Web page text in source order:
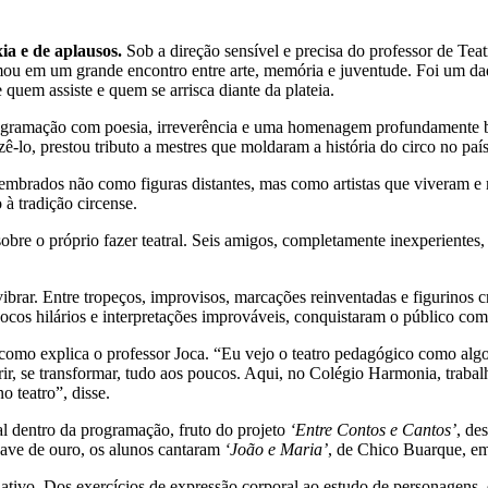
e de aplausos. Sob a direção sensível e precisa do professor de
em um grande encontro entre arte, memória e juventude. Foi um
assiste e quem se arrisca diante da plateia.
com poesia, irreverência e uma homenagem
lo, prestou tributo a mestres que moldaram a história do circo no
não como figuras distantes, mas como artistas que viveram
tradição circense.
o próprio fazer teatral. Seis amigos, completamente
Entre tropeços, improvisos, marcações reinventadas e figurinos
hilários e interpretações improváveis, conquistaram o público
explica o professor Joca. “Eu vejo o teatro pedagógico como
se transformar, tudo aos poucos. Aqui, no Colégio Harmonia,
teatro”, disse.
dentro da programação, fruto do projeto ‘Entre Contos e Cantos’,
de ouro, os alunos cantaram ‘João e Maria’, de Chico Buarque,